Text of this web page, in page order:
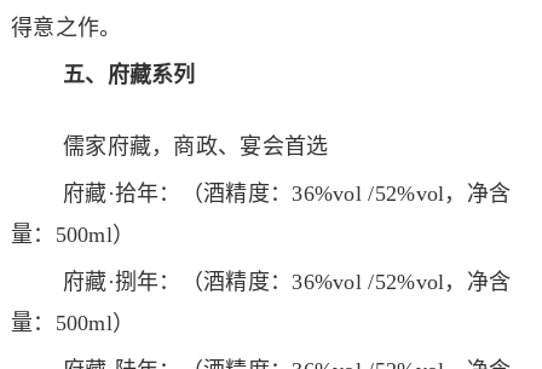
得意之作。
五、府藏系列
儒家府藏，商政、宴会首选
府藏·拾年：（酒精度：36%vol /52%vol，净含
量：500ml）
府藏·捌年：（酒精度：36%vol /52%vol，净含
量：500ml）